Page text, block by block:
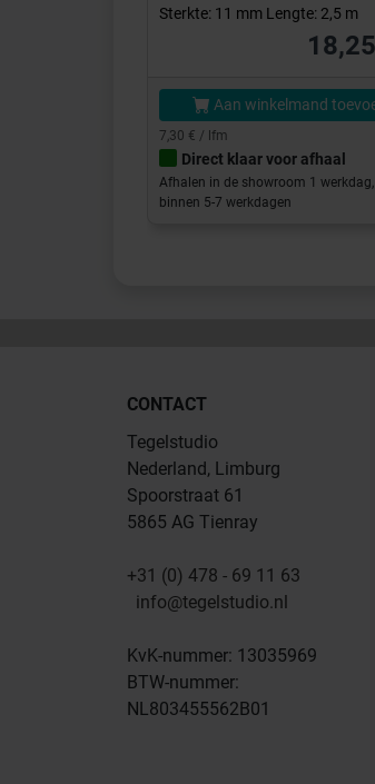
Sterkte: 11 mm Lengte: 2,5 m
Aan winkelmand
7,30 € / lfm
Direct klaar voor afhaal
Afhalen in de showroom 1 werkdag,
binnen 5-7 werkdagen
CONTACT
Tegelstudio
Nederland, Limburg
Spoorstraat 61
5865 AG Tienray
+31 (0) 478 - 69 11 63
info@tegelstudio.nl
KvK-nummer: 13035969
BTW-nummer:
NL803455562B01